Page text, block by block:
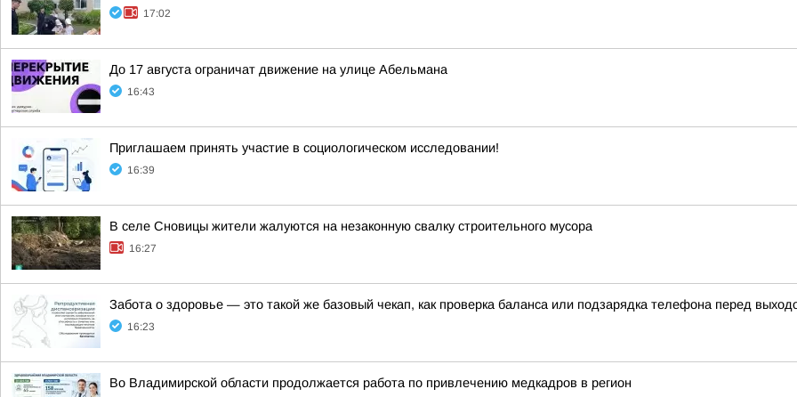
17:02
До 17 августа ограничат движение на улице Абельмана
16:43
Приглашаем принять участие в социологическом исследовании!
16:39
В селе Сновицы жители жалуются на незаконную свалку строительного мусора
16:27
Забота о здоровье — это такой же базовый чекап, как проверка баланса или подзарядка телефона перед
16:23
Во Владимирской области продолжается работа по привлечению медкадров в регион